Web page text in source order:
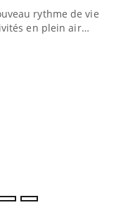
rythme de vie !
en plein air…